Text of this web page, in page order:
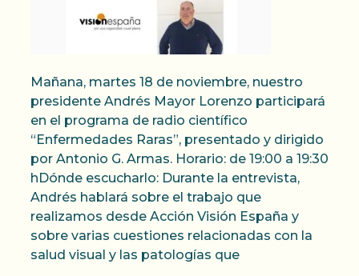
Mañana, martes 18 de noviembre, nuestro
presidente Andrés Mayor Lorenzo participará
en el programa de radio científico
“Enfermedades Raras”, presentado y dirigido
por Antonio G. Armas. Horario: de 19:00 a 19:30
hDónde escucharlo: Durante la entrevista,
Andrés hablará sobre el trabajo que
realizamos desde Acción Visión España y
sobre varias cuestiones relacionadas con la
salud visual y las patologías que